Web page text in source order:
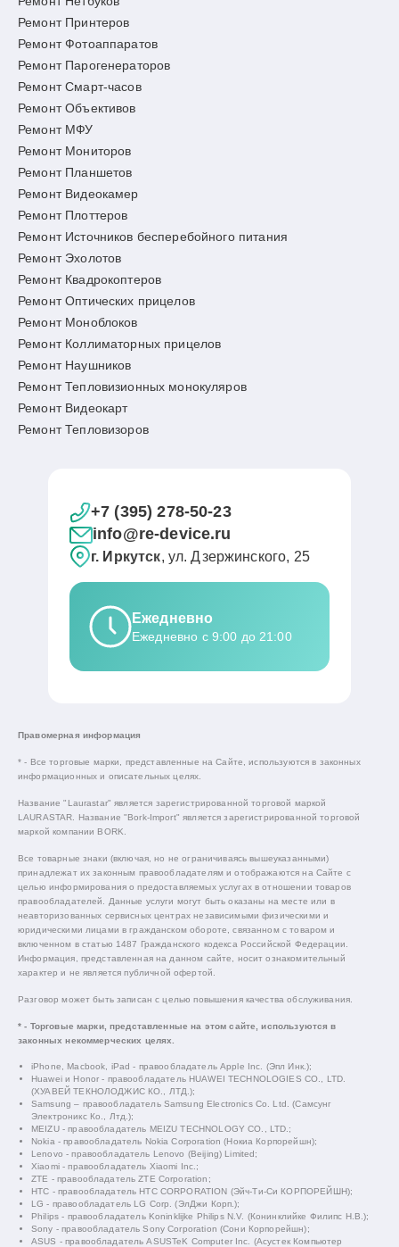
Ремонт Принтеров
Ремонт Фотоаппаратов
Ремонт Парогенераторов
Ремонт Смарт-часов
Ремонт Объективов
Ремонт МФУ
Ремонт Мониторов
Ремонт Планшетов
Ремонт Видеокамер
Ремонт Плоттеров
Ремонт Источников бесперебойного питания
Ремонт Эхолотов
Ремонт Квадрокоптеров
Ремонт Оптических прицелов
Ремонт Моноблоков
Ремонт Коллиматорных прицелов
Ремонт Наушников
Ремонт Тепловизионных монокуляров
Ремонт Видеокарт
Ремонт Тепловизоров
+7 (395) 278-50-23
info@re-device.ru
г. Иркутск, ул. Дзержинского, 25
Ежедневно
Ежедневно с 9:00 до 21:00
Правомерная информация
* - Все торговые марки, представленные на Сайте, используются в законных
информационных и описательных целях.
Название "Laurastar" является зарегистрированной торговой маркой
LAURASTAR. Название "Bork-Import" является зарегистрированной торговой
маркой компании BORK.
Все товарные знаки (включая, но не ограничиваясь вышеуказанными)
принадлежат их законным правообладателям и отображаются на Сайте с
целью информирования о предоставляемых услугах в отношении товаров
правообладателей. Данные услуги могут быть оказаны на месте или в
неавторизованных сервисных центрах независимыми физическими и
юридическими лицами в гражданском обороте, связанном с товаром и
включенном в статью 1487 Гражданского кодекса Российской Федерации.
Информация, представленная на данном сайте, носит ознакомительный
характер и не является публичной офертой.
Разговор может быть записан с целью повышения качества обслуживания.
* - Торговые марки, представленные на этом сайте, используются в
законных некоммерческих целях.
iPhone, Macbook, iPad - правообладатель Apple Inc. (Эпл Инк.);
Huawei и Honor - правообладатель HUAWEI TECHNOLOGIES CO., LTD.
(ХУАВЕЙ ТЕКНОЛОДЖИС КО., ЛТД.);
Samsung – правообладатель Samsung Electronics Co. Ltd. (Самсунг
Электроникс Ко., Лтд.);
MEIZU - правообладатель MEIZU TECHNOLOGY CO., LTD.;
Nokia - правообладатель Nokia Corporation (Нокиа Корпорейшн);
Lenovo - правообладатель Lenovo (Beijing) Limited;
Xiaomi - правообладатель Xiaomi Inc.;
ZTE - правообладатель ZTE Corporation;
HTC - правообладатель HTC CORPORATION (Эйч-Ти-Си КОРПОРЕЙШН);
LG - правообладатель LG Corp. (ЭлДжи Корп.);
Philips - правообладатель Koninklijke Philips N.V. (Конинклийке Филипс Н.В.);
Sony - правообладатель Sony Corporation (Сони Корпорейшн);
ASUS - правообладатель ASUSTeK Computer Inc. (Асустек Компьютер